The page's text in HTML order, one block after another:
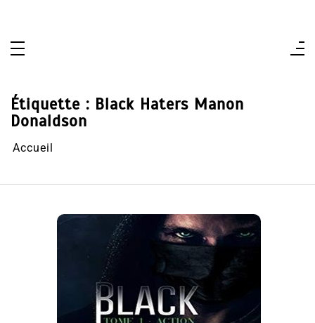
Étiquette : Black Haters Manon
Donaldson
Accueil